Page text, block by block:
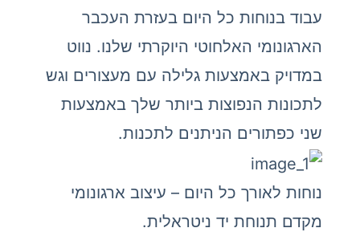
עבוד בנוחות כל היום בעזרת העכבר
הארגונומי האלחוטי היוקרתי שלנו. נווט
במדויק באמצעות גלילה עם מעצורים וגש
לתכונות הנפוצות ביותר שלך באמצעות
שני כפתורים הניתנים לתכנות.
נוחות לאורך כל היום – עיצוב ארגונומי
מקדם תנוחת יד ניטראלית.